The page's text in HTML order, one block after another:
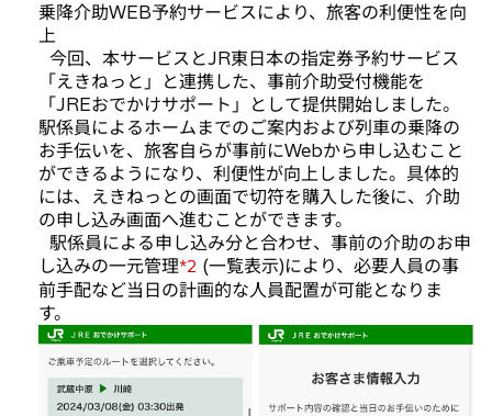
乗降介助WEB予約サービスにより、旅客の利便性を向
上
今回、本サービスとJR東日本の指定券予約サービス
「えきねっと」と連携した、事前介助受付機能を
「JREおでかけサポート」として提供開始しました。
駅係員によるホームまでのご案内および列車の乗降の
お手伝いを、旅客自らが事前にWebから申し込むこと
ができるようになり、利便性が向上しました。具体的
には、えきねっとの画面で切符を購入した後に、介助
の申し込み画面へ進むことができます。
駅係員による申し込み分と合わせ、事前の介助のお申
し込みの一元管理*2 (一覧表示)により、必要人員の事
前手配など当日の計画的な人員配置が可能となりま
す。